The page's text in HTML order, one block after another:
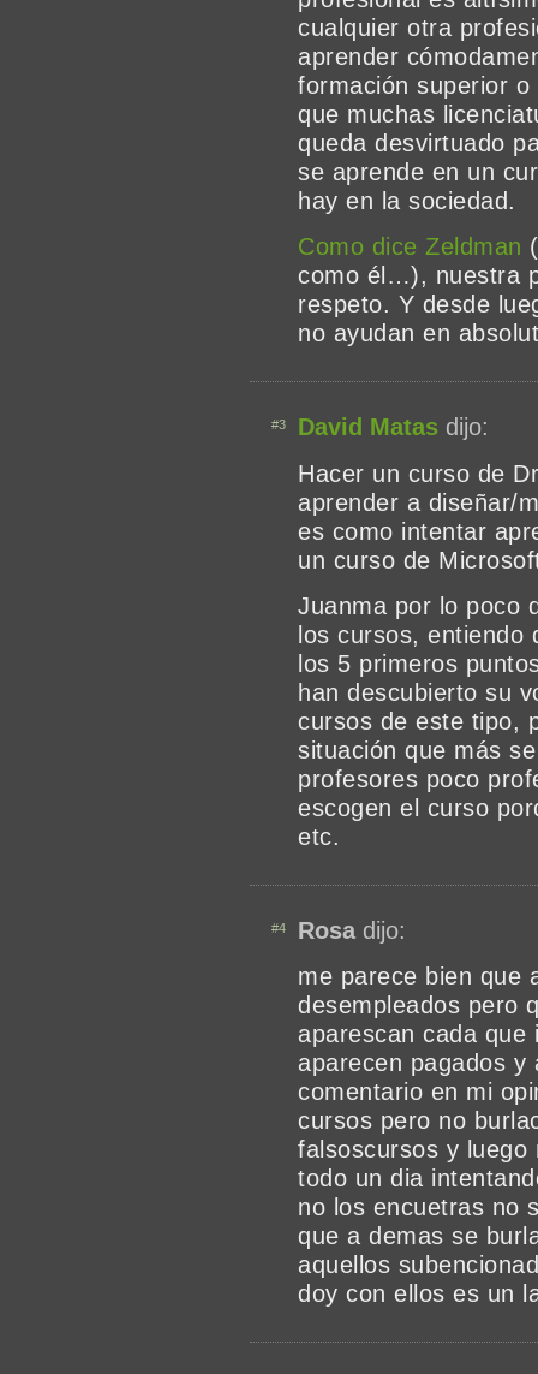
cualquier otra
aprender
formación superior
que muchas
queda desvirtuado
se aprende en un
hay en la sociedad.
Como dice Zeldman
como él…), nuestra
respeto. Y desde
no ayudan en
#3 David Matas dijo:
Hacer un curso de
aprender a diseñar/
es como intentar
un curso de
Juanma por lo poco
los cursos, entiendo
los 5 primeros
han descubierto su
cursos de este tipo,
situación que más
profesores poco
escogen el curso
etc.
#4 Rosa dijo:
me parece bien que
desempleados pero
aparescan cada
aparecen pagados y
comentario en mi
cursos pero no
falsoscursos y luego
todo un dia
no los encuetras no
que a demas se
aquellos
doy con ellos es un